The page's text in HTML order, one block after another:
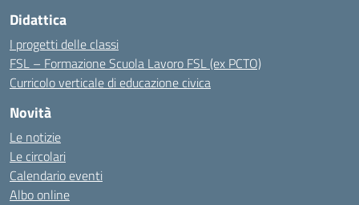
Didattica
I progetti delle classi
FSL – Formazione Scuola Lavoro FSL (ex PCTO)
Curricolo verticale di educazione civica
Novità
Le notizie
Le circolari
Calendario eventi
Albo online